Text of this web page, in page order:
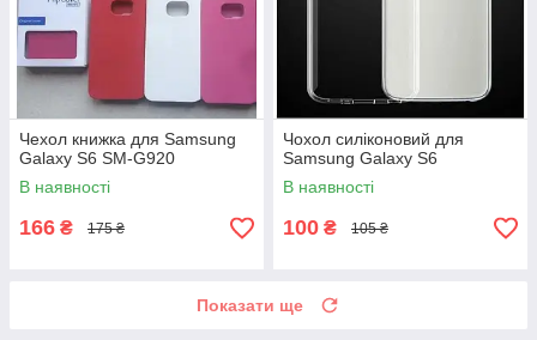
Чехол книжка для Samsung
Galaxy S6 SM-G920
В наявності
166 ₴ 175 ₴
Чохол силіконовий для
Samsung Galaxy S6
В наявності
100 ₴ 105 ₴
Показати ще